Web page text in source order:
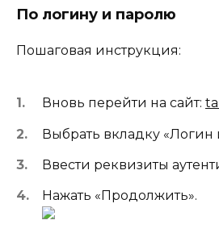
По логину и паролю
Пошаговая инструкция:
Вновь перейти на сайт:
Выбрать вкладку «Логин
Ввести реквизиты
Нажать «Продолжить».